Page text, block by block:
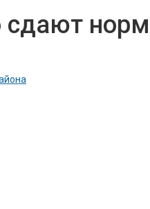
сдают